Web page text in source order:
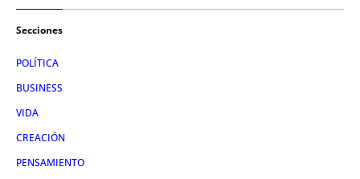
Secciones
POLÍTICA
BUSINESS
VIDA
CREACIÓN
PENSAMIENTO